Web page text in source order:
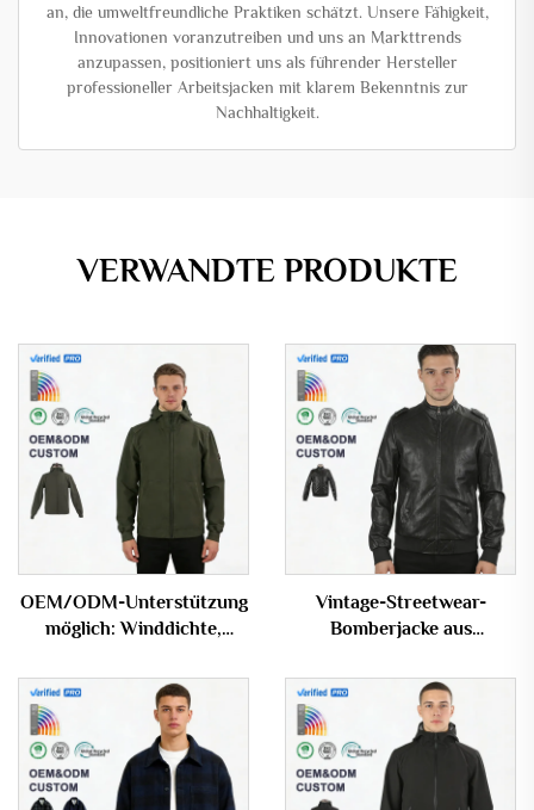
an, die umweltfreundliche Praktiken schätzt. Unsere Fähigkeit,
Innovationen voranzutreiben und uns an Markt­trends
anzupassen, positioniert uns als führender Hersteller
professioneller Arbeitsjacken mit klarem Bekenntnis zur
Nachhaltigkeit.
VERWANDTE PRODUKTE
OEM/ODM-Unterstützung
möglich: Winddichte,
Outdoor-Jacke für Herren
in Armee-Grün
Vintage-Streetwear-
Bomberjacke aus
individuellem Logo für
Herren